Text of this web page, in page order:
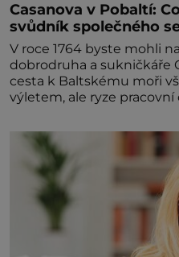
Casanova v Pobaltí:
svůdník společného
V roce 1764 byste mohli
dobrodruha a sukničkáře
cesta k Baltskému moři
výletem, ale ryze
procházel uličkami
kontaktoval tamní
oblasti žádným